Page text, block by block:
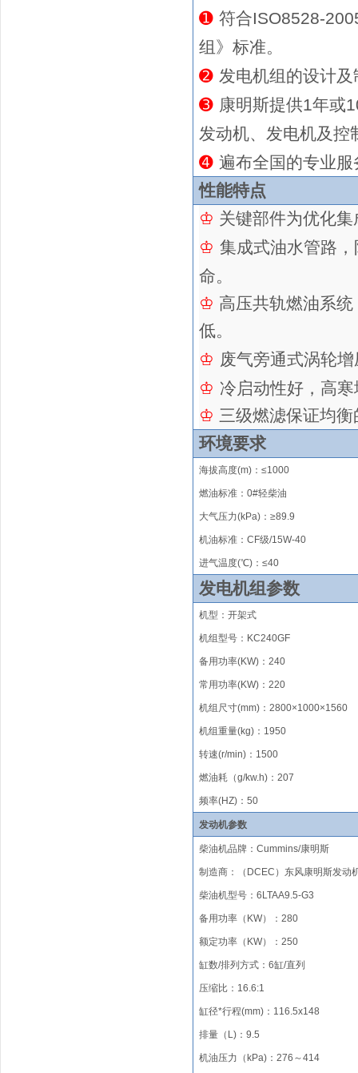
➊ 符合ISO8528-
组》标准。
➋ 发电机组的设计
➌ 康明斯提供1年或
发动机、发电机及控
➍ 遍布全国的专业
性能特点
♔ 关键部件为优化
♔ 集成式油水管路，
命。
♔ 高压共轨燃油系
低。
♔ 废气旁通式涡轮
♔ 冷启动性好，高
♔三级燃滤保证均
环境要求
海拔高度(m) ：≤1000
燃油标准：0#轻柴油
大气压力(kPa)：≥89.9
机油标准：CF级/15W-40
进气温度(℃)：≤40
发电机组参数
机型：开架式
机组型号 ： KC240GF
备用功率(KW) ：240
常用功率(KW) ：220
机组尺寸(mm) ：2800×1000×1560
机组重量(kg) ： 1950
转速(r/min) ： 1500
燃油耗（g/kw.h) ：207
频率(HZ) ：50
发动机参数
柴油机品牌 ：Cummins/康明斯
制造商：（ DCEC）东风康明斯发动
柴油机型号 ：6LTAA9.5-G3
备用功率（KW）：280
额定功率（KW）：250
缸数/排列方式 ：6缸/直列
压缩比 ： 16.6:1
缸径*行程(mm) ： 116.5x148
排量（ L) ：9.5
机油压力（kPa)：276 ～414